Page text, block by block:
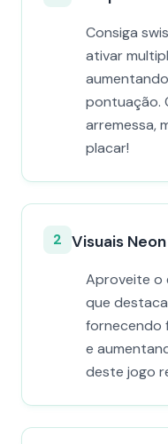
Consiga
ativar
pontuação.
arremessa,
placar!
2 Visuais Neon
Aproveite o
que
fornecendo
e
deste jogo